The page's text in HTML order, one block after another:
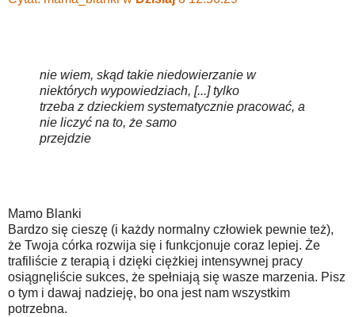
nie wiem, skąd takie niedowierzanie w
niektórych wypowiedziach, [...] tylko
trzeba z dzieckiem systematycznie pracować, a
nie liczyć na to, że samo
przejdzie
Mamo Blanki
Bardzo się cieszę (i każdy normalny człowiek pewnie też),
że Twoja córka rozwija się i funkcjonuje coraz lepiej. Że
trafiliście z terapią i dzięki ciężkiej intensywnej pracy
osiągnęliście sukces, że spełniają się wasze marzenia. Pisz
o tym i dawaj nadzieję, bo ona jest nam wszystkim
potrzebna.